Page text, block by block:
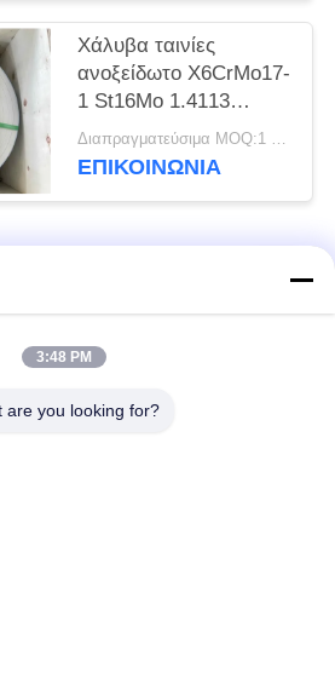
Χάλυβα ταινίες
ανοξείδωτο X6CrMo17-
1 St16Mo 1.4113
Χάλυβα ταινία ψυχρής
έλασης
Διαπραγματεύσιμα MOQ:1 τόνος
ΕΠΙΚΟΙΝΩΝΊΑ
Σκληραίνοντας
3:48 PM
are you looking for?